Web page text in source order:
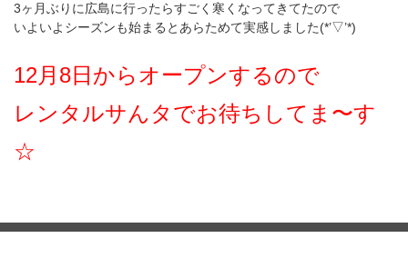
3ヶ月ぶりに広島に行ったらすごく寒くなってきてたので
いよいよシーズンも始まるとあらためて実感しました(*’▽’*)
12月8日からオープンするので
レンタルサんタでお待ちしてま〜す
☆